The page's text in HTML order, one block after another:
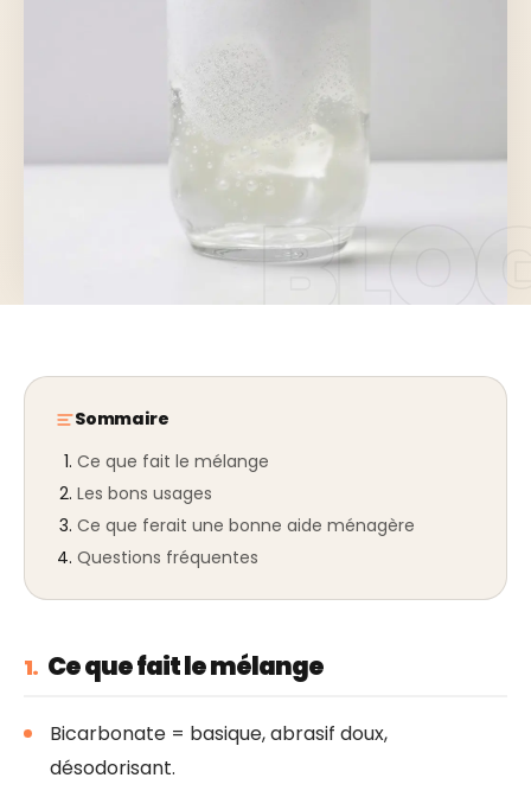
Sommaire
Ce que fait le mélange
Les bons usages
Ce que ferait une bonne aide ménagère
Questions fréquentes
1. Ce que fait le mélange
Bicarbonate = basique, abrasif doux,
désodorisant.